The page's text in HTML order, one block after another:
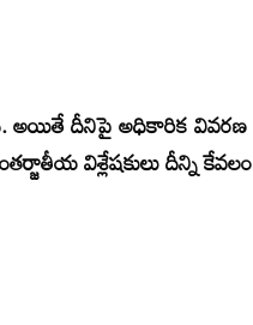
అయితే దీనిపై అధికారిక వివరణ
విశ్లేషకులు దీన్ని కేవలం